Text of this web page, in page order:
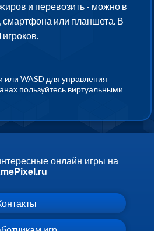
и перевозить - можно в
смартфона или планшета. В
игроков.
или WASD для управления
пользуйтесь виртуальными
онлайн игры на